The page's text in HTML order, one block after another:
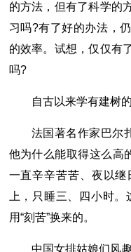
的方法，但有了科学的
习吗?有了好的办法，
的效率。试想，仅仅有
吗?
自古以来学有建树
法国著名作家巴尔
他为什么能取得这么高
一直辛辛苦苦、夜以
上，只睡三、四小时
用“刻苦”换来的。
中国女排姑娘们风